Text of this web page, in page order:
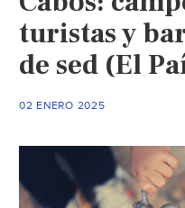
en
Salto
de
turistas y
de sed (El
02 ENERO 2025